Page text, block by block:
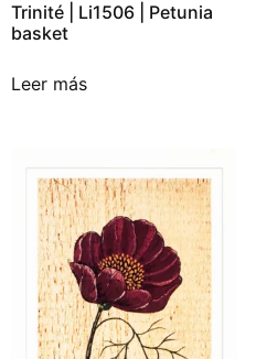
Trinité | Li1506 | Petunia
basket
Leer más